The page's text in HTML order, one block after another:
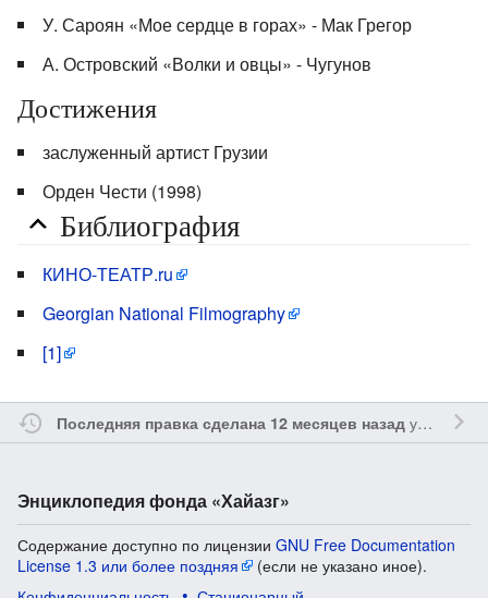
У. Сароян «Мое сердце в горах» - Мак Грегор
А. Островский «Волки и овцы» - Чугунов
Достижения
заслуженный артист Грузии
Орден Чести (1998)
Библиография
КИНО-ТЕАТР.ru
Georgian National Filmography
[1]
Последняя правка сделана 12 месяцев назадучастником
Энциклопедия фонда «Хайазг»
Содержание доступно по лицензии GNU Free Documentation
License 1.3 или более поздняя
(если не указано иное).